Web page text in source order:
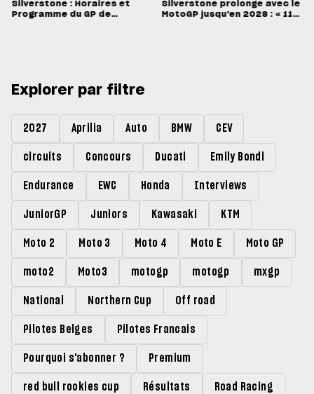
Silverstone : Horaires et
Programme du GP de
Silverstone prolonge avec le
MotoGP jusqu'en 2028 : « 11
Explorer par filtre
2027 Aprilia Auto BMW CEV
circuits Concours Ducati Emily Bondi
Endurance EWC Honda Interviews
JuniorGP Juniors Kawasaki KTM
Moto 2 Moto 3 Moto 4 Moto E Moto GP
moto2 Moto3 motogp motogp mxgp
National Northern Cup Off road
Pilotes Belges Pilotes Francais
Pourquoi s'abonner ? Premium
red bull rookies cup Résultats Road Racing